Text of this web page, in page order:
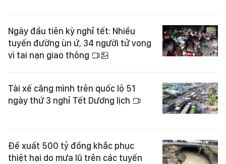
Ngày đầu tiên kỳ nghỉ tết: Nhiều
tuyến đường ùn ứ, 34 người tử vong
vì tai nạn giao thông
Tài xế căng mình trên quốc lộ 51
ngày thứ 3 nghỉ Tết Dương lịch
Đề xuất 500 tỷ đồng khắc phục
thiệt hại do mưa lũ trên các tuyến